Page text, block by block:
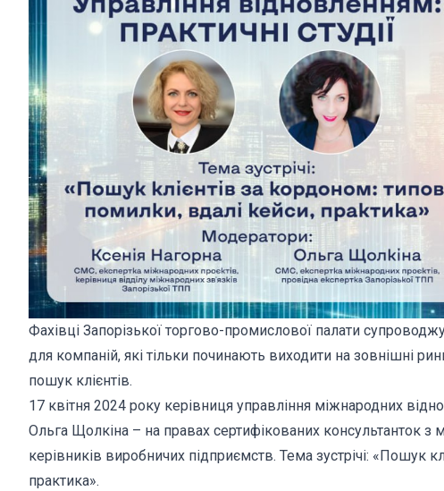
Фахівці Запорізької торгово-промислової палати
для компаній, які тільки починають виходити на зовнішні
пошук клієнтів.
17 квітня 2024 року керівниця управління міжнародних
Ольга Щолкіна – на правах сертифікованих консультанток
керівників виробничих підприємств. Тема зустрічі: «Пошук
практика».